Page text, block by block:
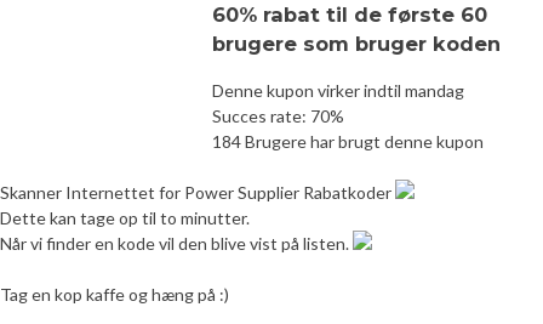
60% rabat til de første 60
brugere som bruger koden
Denne kupon virker indtil mandag
Succes rate: 70%
184 Brugere har brugt denne kupon
Skanner Internettet for Power Supplier Rabatkoder
Dette kan tage op til to minutter.
Når vi finder en kode vil den blive vist på listen.
Tag en kop kaffe og hæng på :)